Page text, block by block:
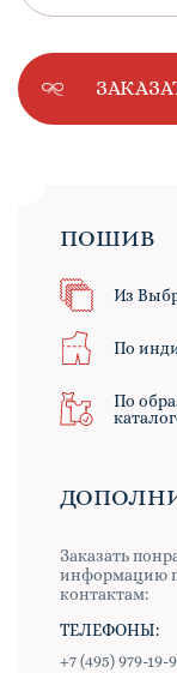
ПОШИВ
Из
По
По
Заказать
информацию
контактам:
ТЕЛЕФОНЫ:
+7 (495) 979-19-